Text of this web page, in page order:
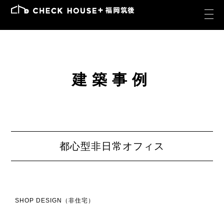
建築事例
都心型非日常オフィス
SHOP DESIGN（非住宅）